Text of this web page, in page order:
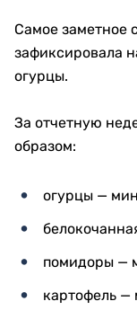
Самое заметное
зафиксировала
огурцы.
За отчетную
образом:
огурцы —
помидоры —
картофель —